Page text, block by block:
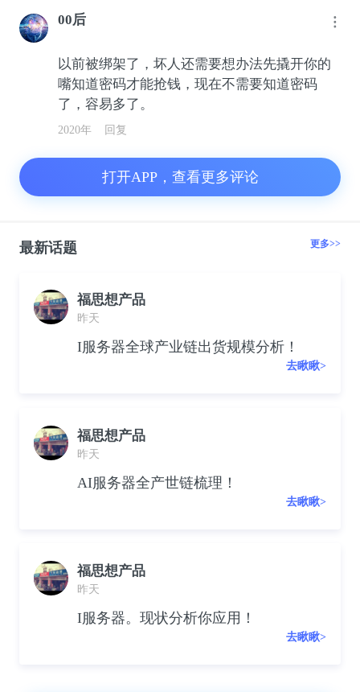
00后
以前被绑架了，坏人还需要想办法先撬开你的
嘴知道密码才能抢钱，现在不需要知道密码
了，容易多了。
2020年 回复
打开APP，查看更多评论
最新话题 更多>>
福思想产品
昨天
I服务器全球产业链出货规模分析！
去瞅瞅>
福思想产品
昨天
AI服务器全产世链梳理！
去瞅瞅>
福思想产品
昨天
I服务器。现状分析你应用！
去瞅瞅>